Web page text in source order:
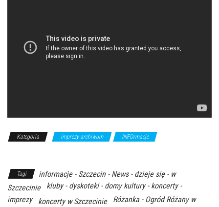
Kategoria imprezy archiwum INFOrmacje
Tagi
informacje - Szczecin - News - dzieje się - w
Szczecinie
kluby - dyskoteki - domy kultury - koncerty -
imprezy
koncerty w Szczecinie
Różanka - Ogród Różany w